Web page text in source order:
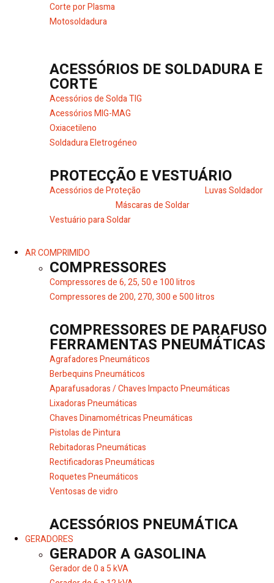
Corte por Plasma
Motosoldadura
ACESSÓRIOS DE SOLDADURA E
CORTE
Acessórios de Solda TIG
Acessórios MIG-MAG
Oxiacetileno
Soldadura Eletrogéneo
PROTECÇÃO E VESTUÁRIO
Acessórios de Proteção
Luvas Soldador
Máscaras de Soldar
Vestuário para Soldar
AR COMPRIMIDO
COMPRESSORES
Compressores de 6, 25, 50 e 100 litros
Compressores de 200, 270, 300 e 500 litros
COMPRESSORES DE PARAFUSO
FERRAMENTAS PNEUMÁTICAS
Agrafadores Pneumáticos
Berbequins Pneumáticos
Aparafusadoras / Chaves Impacto Pneumáticas
Lixadoras Pneumáticas
Chaves Dinamométricas Pneumáticas
Pistolas de Pintura
Rebitadoras Pneumáticas
Rectificadoras Pneumáticas
Roquetes Pneumáticos
Ventosas de vidro
ACESSÓRIOS PNEUMÁTICA
GERADORES
GERADOR A GASOLINA
Gerador de 0 a 5 kVA